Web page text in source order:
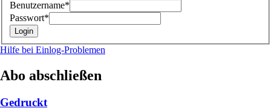
Benutzername*
Passwort*
Hilfe bei Einlog-Problemen
Abo abschließen
Gedruckt